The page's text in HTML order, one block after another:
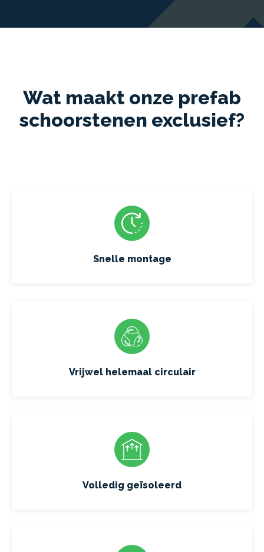
Wat maakt onze prefab
schoorstenen exclusief?
Snelle montage
Vrijwel helemaal circulair
Volledig geïsoleerd